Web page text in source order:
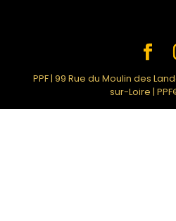
PPF | 99 Rue du Moulin des
sur-Loire |